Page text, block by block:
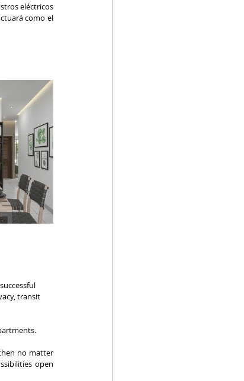
eléctricos
como el
transit
no matter
open